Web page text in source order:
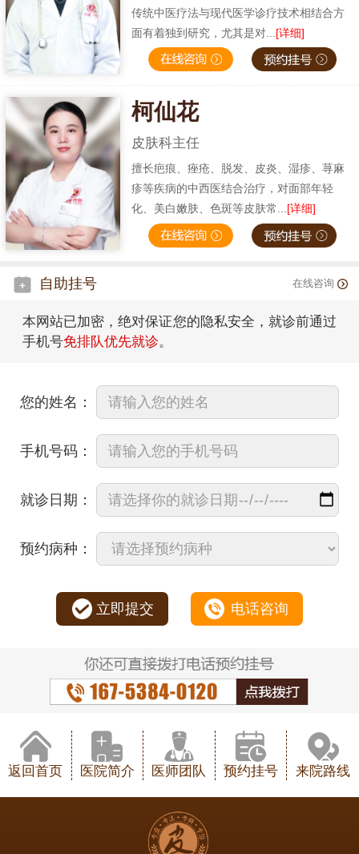
传统中医疗法与现代医学诊疗技术相结合方
面有着独到研究，尤其是对... [详细]
柯仙花
皮肤科主任
擅长疤痕、痤疮、脱发、皮炎、湿疹、荨麻
疹等疾病的中西医结合治疗，对面部年轻
化、美白嫩肤、色斑等皮肤常...[详细]
自助挂号 在线咨询
本网站已加密，绝对保证您的隐私安全，就诊前通过
手机号免排队优先就诊。
您的姓名：
手机号码：
就诊日期：
预约病种：
立即提交 电话咨询
返回首页 医院简介 医师团队 预约挂号 来院路线